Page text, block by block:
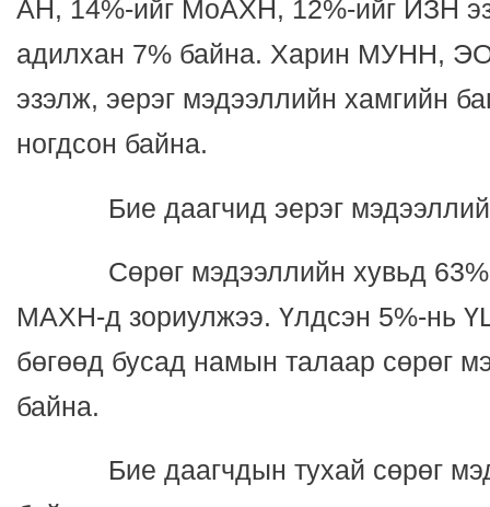
АН, 14%-ийг МоАХН, 12%-ийг ИЗН
адилхан 7% байна. Харин МУНН,
эзэлж, эерэг мэдээллийн хамгийн
ногдсон байна.
Бие даагчид эерэг
Сөрөг мэдээллийн хувьд 63%-
МАХН-д зориулжээ. Үлдсэн 5%-нь
бөгөөд бусад намын талаар сөрөг
байна.
Бие даагчдын тухай сөрөг